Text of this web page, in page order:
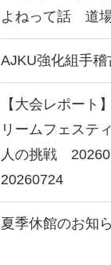
よねって話 道
AJKU強化組手
【大会レポート
リームフェステ
人の挑戦
20260724
夏季休館のお知